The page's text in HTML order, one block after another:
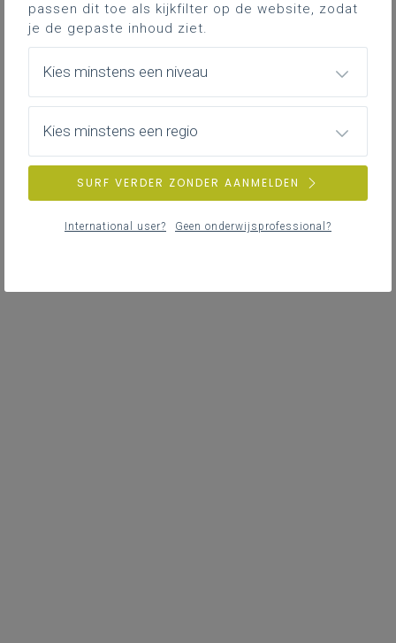
passen dit toe als kijkfilter op de website, zodat
je de gepaste inhoud ziet.
Kies minstens een niveau
Kies minstens een regio
SURF VERDER ZONDER AANMELDEN
International user? Geen onderwijsprofessional?